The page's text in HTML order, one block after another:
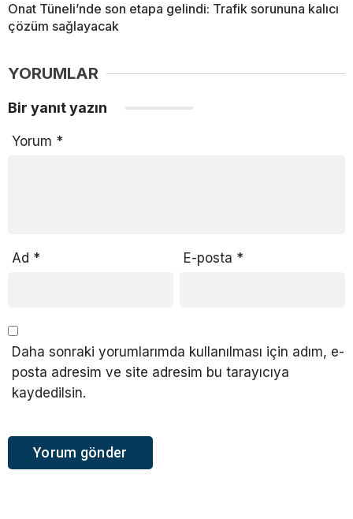
Onat Tüneli’nde son etapa gelindi: Trafik sorununa kalıcı
çözüm sağlayacak
YORUMLAR
Bir yanıt yazın
Yorum *
Ad * E-posta *
Daha sonraki yorumlarımda kullanılması için adım, e-
posta adresim ve site adresim bu tarayıcıya
kaydedilsin.